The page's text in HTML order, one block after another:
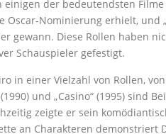
einigen der bedeutendsten
Oscar-Nominierung erhielt, und
gewann. Diese Rollen haben
Schauspieler gefestigt.
in einer Vielzahl von Rollen,
und „Casino“ (1995) sind
zeigte er sein
an Charakteren